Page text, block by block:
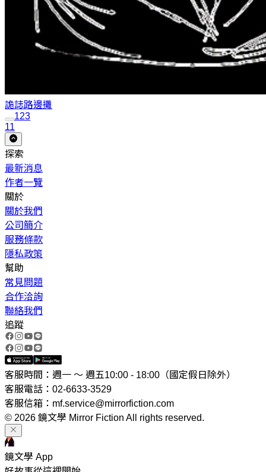
詭誌路邊攤
123
11
探索
最新消息
作者一覽
關於
關於我們
公司簡介
服務條款
隱私政策
幫助
常見問題
合作洽詢
聯絡我們
追蹤
客服時間：週一 ～ 週五10:00 - 18:00（國定假日除外）
客服電話：02-6633-3529
客服信箱：mf.service@mirrorfiction.com
© 2026 鏡文學 Mirror Fiction All rights reserved.
鏡文學 App